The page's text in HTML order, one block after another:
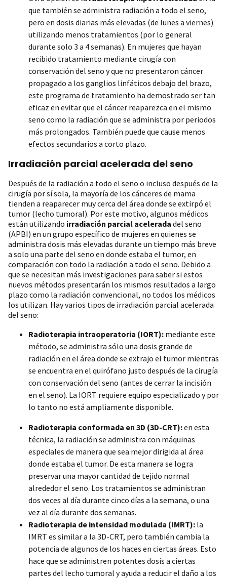
que también se administra radiación a todo el seno,
pero en dosis diarias más elevadas (de lunes a viernes)
utilizando menos tratamientos (por lo general
durante solo 3 a 4 semanas). En mujeres que hayan
recibido tratamiento mediante cirugía con
conservación del seno y que no presentaron cáncer
propagado a los ganglios linfáticos debajo del brazo,
este programa de tratamiento ha demostrado ser tan
eficaz en evitar que el cáncer reaparezca en el mismo
seno como la radiación que se administra por periodos
más prolongados. También puede que cause menos
efectos secundarios a corto plazo.
Irradiación parcial acelerada del seno
Después de la radiación a todo el seno o incluso después de la
cirugía por sí sola, la mayoría de los cánceres de mama
tienden a reaparecer muy cerca del área donde se extirpó el
tumor (lecho tumoral). Por este motivo, algunos médicos
están utilizando irradiación parcial acelerada del seno
(APBI) en un grupo específico de mujeres en quienes se
administra dosis más elevadas durante un tiempo más breve
a solo una parte del seno en donde estaba el tumor, en
comparación con todo la radiación a todo el seno. Debido a
que se necesitan más investigaciones para saber si estos
nuevos métodos presentarán los mismos resultados a largo
plazo como la radiación convencional, no todos los médicos
los utilizan. Hay varios tipos de irradiación parcial acelerada
del seno:
Radioterapia intraoperatoria (IORT): mediante este
método, se administra sólo una dosis grande de
radiación en el área donde se extrajo el tumor mientras
se encuentra en el quirófano justo después de la cirugía
con conservación del seno (antes de cerrar la incisión
en el seno). La IORT requiere equipo especializado y por
lo tanto no está ampliamente disponible.
Radioterapia conformada en 3D (3D-CRT):en esta
técnica, la radiación se administra con máquinas
especiales de manera que sea mejor dirigida al área
donde estaba el tumor. De esta manera se logra
preservar una mayor cantidad de tejido normal
alrededor el seno. Los tratamientos se administran
dos veces al día durante cinco días a la semana, o una
vez al día durante dos semanas.
Radioterapia de intensidad modulada (IMRT): la
IMRT es similar a la 3D-CRT, pero también cambia la
potencia de algunos de los haces en ciertas áreas. Esto
hace que se administren potentes dosis a ciertas
partes del lecho tumoral y ayuda a reducir el daño a los